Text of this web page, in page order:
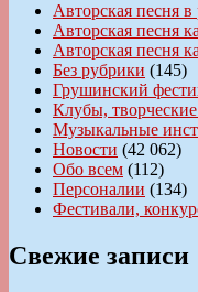
Авторская песня в
Авторская песня
Авторская песня
Без рубрики (145)
Грушинский
Клубы,
Музыкальные
Новости (42 062)
Обо всем (112)
Персоналии (134)
Фестивали,
Свежие записи